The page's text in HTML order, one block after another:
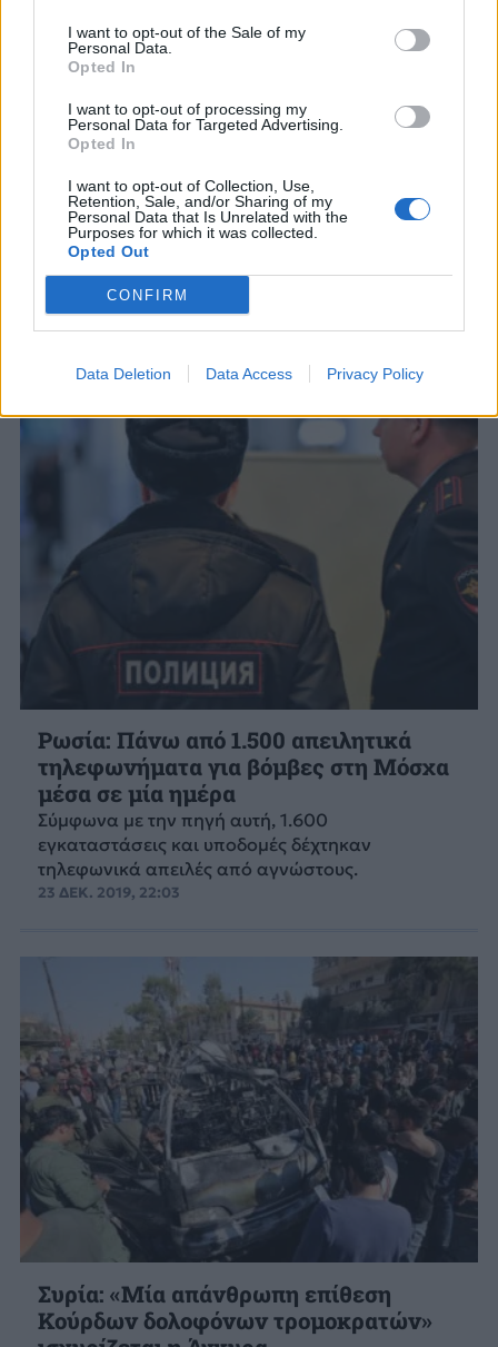
I want to opt-out of the Sale of my
Personal Data.
Opted In
I want to opt-out of processing my
Personal Data for Targeted Advertising.
Opted In
I want to opt-out of Collection, Use,
Retention, Sale, and/or Sharing of my
Personal Data that Is Unrelated with the
Purposes for which it was collected.
Opted Out
CONFIRM
Data Deletion Data Access Privacy Policy
Σάμος: Αύριο η εκκένωση περιοχής για
εξουδετέρωση βόμβας του Β΄
Παγκοσμίου Πολέμου
Βόμβα που εικάζεται ότι προέρχεται από τον
βομβαρδισμό της Σάμου στη διάρκεια του Β’
παγκόσμιου πολέμου, βρέθηκε, σύμφωνα με
τον...
Ρωσία: Πάνω από 1.500 απειλητικά
τηλεφωνήματα για βόμβες στη Μόσχα
μέσα σε μία ημέρα
Σύμφωνα με την πηγή αυτή, 1.600
εγκαταστάσεις και υποδομές δέχτηκαν
τηλεφωνικά απειλές από αγνώστους.
23 ΔΕΚ. 2019, 22:03
Συρία: «Μία απάνθρωπη επίθεση
Κούρδων δολοφόνων τρομοκρατών»